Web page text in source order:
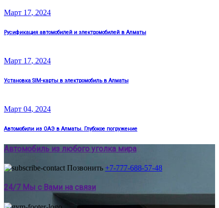
Март 17, 2024
Русификация автомобилей и электромобилей в Алматы
Март 17, 2024
Установка SIM-карты в электромобиль в Алматы
Март 04, 2024
Автомобили из ОАЭ в Алматы. Глубокое погружение
Автомобиль из любого уголка мира
Позвонить +7-777-688-57-48
24/7 Мы с Вами на связи